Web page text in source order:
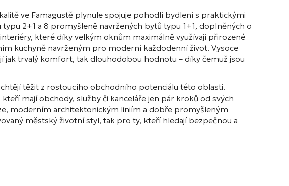
ve Famagustě plynule spojuje pohodlí bydlení s praktickými
2+1 a 8 promyšleně navržených bytů typu 1+1, doplněných o
které díky velkým oknům maximálně využívají přirozené
kuchyně navrženým pro moderní každodenní život. Vysoce
jak trvalý komfort, tak dlouhodobou hodnotu – díky čemuž jsou
těžit z rostoucího obchodního potenciálu této oblasti.
mají obchody, služby či kanceláře jen pár kroků od svých
moderním architektonickým liniím a dobře promyšleným
městský životní styl, tak pro ty, kteří hledají bezpečnou a